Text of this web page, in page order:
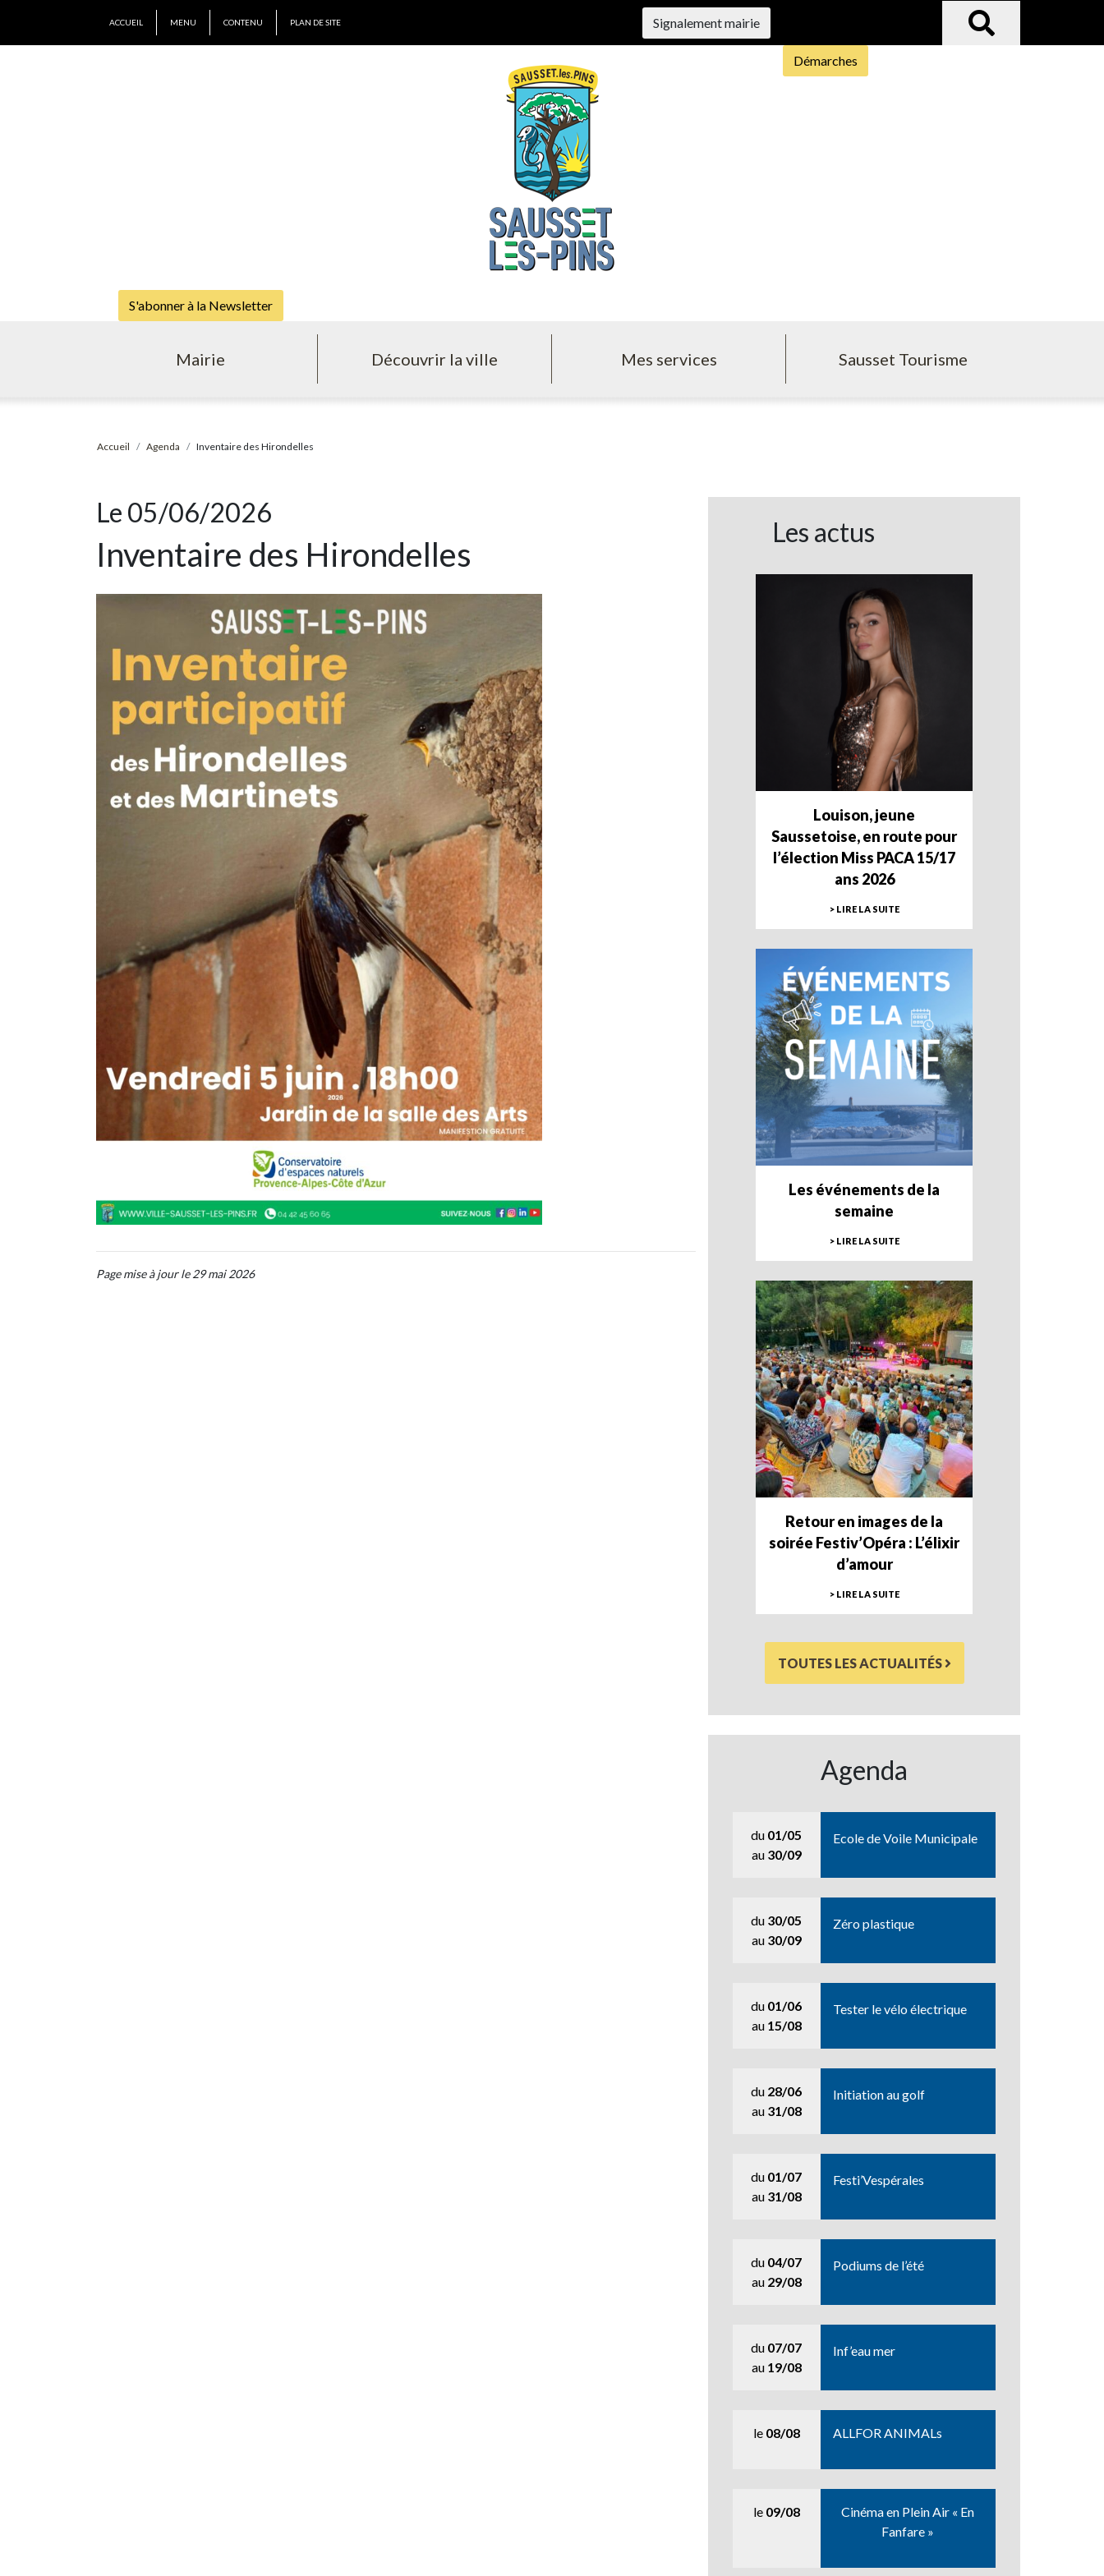
ACCUEIL MENU CONTENU PLAN DE SITE Signalement mairie
Démarches
S'abonner à la Newsletter
Mairie Découvrir la ville Mes services Sausset Tourisme
Accueil Agenda Inventaire des Hirondelles
Le 05/06/2026
Inventaire des Hirondelles
Page mise à jour le 29 mai 2026
Les actus
Louison, jeune
Saussetoise, en route pour
l’élection Miss PACA 15/17
ans 2026
> LIRE LA SUITE
Les événements de la
semaine
> LIRE LA SUITE
Retour en images de la
soirée Festiv’Opéra : L’élixir
d’amour
> LIRE LA SUITE
TOUTES LES ACTUALITÉS
Agenda
du 01/05
au 30/09
Ecole de Voile Municipale
du 30/05
au 30/09
Zéro plastique
du 01/06
au 15/08
Tester le vélo électrique
du 28/06
au 31/08
Initiation au golf
du 01/07
au 31/08
Festi’Vespérales
du 04/07
au 29/08
Podiums de l’été
du 07/07
au 19/08
Inf’eau mer
le 08/08 ALLFOR ANIMALs
le 09/08
Cinéma en Plein Air « En
Fanfare »